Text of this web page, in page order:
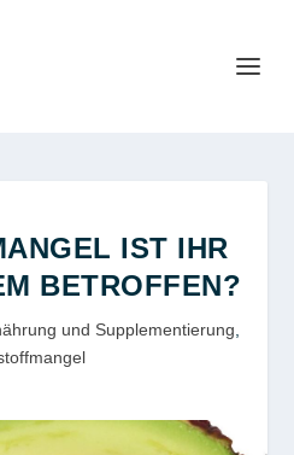
IST IHR
BETROFFEN?
und Supplementierung